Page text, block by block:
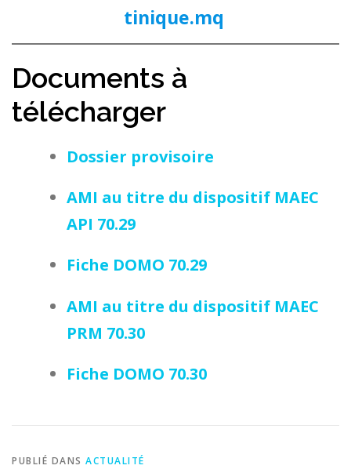
tinique.mq
Documents à
télécharger
Dossier provisoire
AMI au titre du dispositif MAEC
API 70.29
Fiche DOMO 70.29
AMI au titre du dispositif MAEC
PRM 70.30
Fiche DOMO 70.30
PUBLIÉ DANS ACTUALITÉ